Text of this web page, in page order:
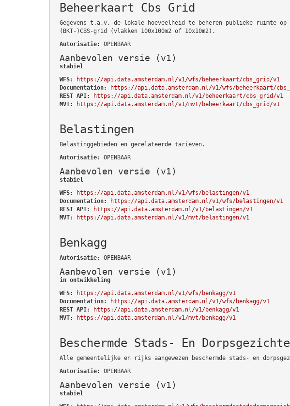
Beheerkaart Cbs Grid
Gegevens t.a.v. de lokale hoeveelheid te beheren publieke ruimte
(BKT-)CBS-grid (vlakken 100x100m2 of 10x10m2).
Autorisatie: OPENBAAR
Aanbevolen versie (v1)
stabiel
WFS:
https://api.data.amsterdam.nl/v1/wfs/beheerkaart/cbs_grid/v1
Documentation:
https://api.data.amsterdam.nl/v1/wfs/beheerkaart/
REST API:
https://api.data.amsterdam.nl/v1/beheerkaart/cbs_grid/v1
MVT:
https://api.data.amsterdam.nl/v1/mvt/beheerkaart/cbs_grid/v1
Belastingen
Belastinggebieden en gerelateerde tarieven.
Autorisatie: OPENBAAR
Aanbevolen versie (v1)
stabiel
WFS:
https://api.data.amsterdam.nl/v1/wfs/belastingen/v1
Documentation:
https://api.data.amsterdam.nl/v1/wfs/belastingen/v1
REST API:
https://api.data.amsterdam.nl/v1/belastingen/v1
MVT:
https://api.data.amsterdam.nl/v1/mvt/belastingen/v1
Benkagg
Autorisatie: OPENBAAR
Aanbevolen versie (v1)
in ontwikkeling
WFS:
https://api.data.amsterdam.nl/v1/wfs/benkagg/v1
Documentation:
https://api.data.amsterdam.nl/v1/wfs/benkagg/v1
REST API:
https://api.data.amsterdam.nl/v1/benkagg/v1
MVT:
https://api.data.amsterdam.nl/v1/mvt/benkagg/v1
Beschermde Stads- En
Alle gemeentelijke en rijks aangewezen beschermde stads- en
Autorisatie: OPENBAAR
Aanbevolen versie (v1)
stabiel